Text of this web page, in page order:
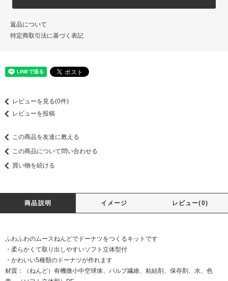
返品について
特定商取引法に基づく表記
レビューを見る(0件)
レビューを投稿
この商品を友達に教える
この商品について問い合わせる
買い物を続ける
商品説明 イメージ レビュー(0)
ふわふわのムースねんどでドーナツをつくるキットです
・柔らかくて取り出しやすいソフト立体型付
・かわいい5種類のドーナツが作れます
材質：（ねんど）有機微小中空球体、パルプ繊維、粘結剤、保存剤、水、色